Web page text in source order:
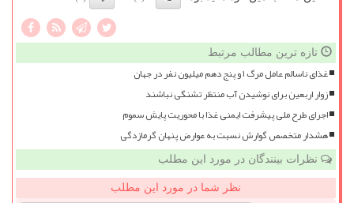
تازه ترین مطالب مرتبط
غذای ناسالم عامل مرگ ۱ و پنج دهم میلیون نفر در جهان
زوار اربعین برای نوشیدن آب منتظر تشنگی نباشند
اجرای طرح ملی پیشرفت ایمنی غذا با محوریت پایش سموم
هشدار متخصص گوارش نسبت به عوارض پنهان گرمازدگی
نظرات بینندگان در مورد این مطلب
نظر شما در مورد این مطلب